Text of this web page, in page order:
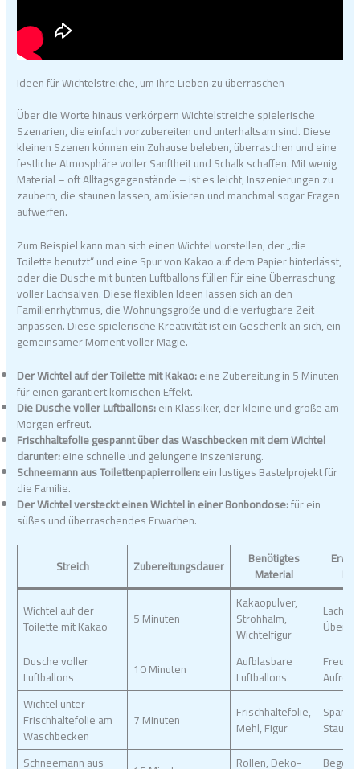
Ideen für Wichtelstreiche, um Ihre Lieben zu überraschen
Über die Worte hinaus verkörpern Wichtelstreiche spielerische
Szenarien, die einfach vorzubereiten und unterhaltsam sind. Diese
kleinen Szenen können ein Zuhause beleben, überraschen und eine
festliche Atmosphäre voller Sanftheit und Schalk schaffen. Mit wenig
Material – oft Alltagsgegenstände – ist es leicht, Inszenierungen zu
zaubern, die staunen lassen, amüsieren und manchmal sogar Fragen
aufwerfen.
Zum Beispiel kann man sich einen Wichtel vorstellen, der „die
Toilette benutzt“ und eine Spur von Kakao auf dem Papier hinterlässt,
oder die Dusche mit bunten Luftballons füllen für eine Überraschung
voller Lachsalven. Diese flexiblen Ideen lassen sich an den
Familienrhythmus, die Wohnungsgröße und die verfügbare Zeit
anpassen. Diese spielerische Kreativität ist ein Geschenk an sich, ein
gemeinsamer Moment voller Magie.
Der Wichtel auf der Toilette mit Kakao:eine Zubereitung in 5 Minuten
für einen garantiert komischen Effekt.
Die Dusche voller Luftballons:ein Klassiker, der kleine und große am
Morgen erfreut.
Frischhaltefolie gespannt über das Waschbecken mit dem Wichtel
darunter:eine schnelle und gelungene Inszenierung.
Schneemann aus Toilettenpapierrollen:ein lustiges Bastelprojekt für
die Familie.
Der Wichtel versteckt einen Wichtel in einer Bonbondose:für ein
süßes und überraschendes Erwachen.
Streich Zubereitungsdauer Benötigtes
Material
Wichtel auf der
Toilette mit Kakao 5 Minuten
Kakaopulver,
Strohhalm,
Wichtelfigur
Dusche voller
Luftballons 10 Minuten Aufblasbare
Luftballons
Wichtel unter
Frischhaltefolie am
Waschbecken
7 Minuten Frischhaltefolie,
Mehl, Figur
Schneemann aus
Rollen, Deko-